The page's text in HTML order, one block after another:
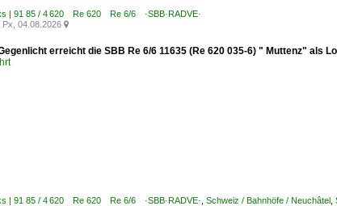
| 91 85 / 4 620 Re 620 Re 6/6 ·SBB·RADVE·
Px, 04.08.2026 
erreicht die SBB Re 6/6 11635 (Re 620 035-6) " Muttenz" als
| 91 85 / 4 620 Re 620 Re 6/6 ·SBB·RADVE· Schweiz / Bahnhöfe / Neuchâtel